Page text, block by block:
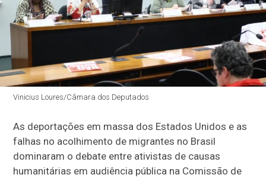
Vinicius Loures/Câmara dos Deputados
As deportações em massa dos Estados Unidos e as
falhas no acolhimento de migrantes no Brasil
dominaram o debate entre ativistas de causas
humanitárias em audiência pública na Comissão de